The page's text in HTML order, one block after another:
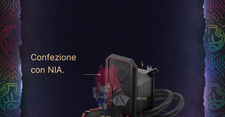
Confezione
con NIA.